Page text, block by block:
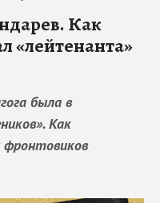
Как
«лейтенанта»
была в
Как
фронтовиков